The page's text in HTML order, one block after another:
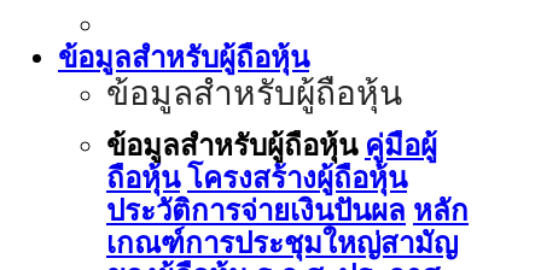
ข้อมูลสำหรับผู้ถือหุ้น
ข้อมูลสำหรับผู้ถือหุ้น
ข้อมูลสำหรับผู้ถือหุ้น คู่มือผู้
ถือหุ้น โครงสร้างผู้ถือหุ้น
ประวัติการจ่ายเงินปันผล หลัก
เกณฑ์การประชุมใหญ่สามัญ